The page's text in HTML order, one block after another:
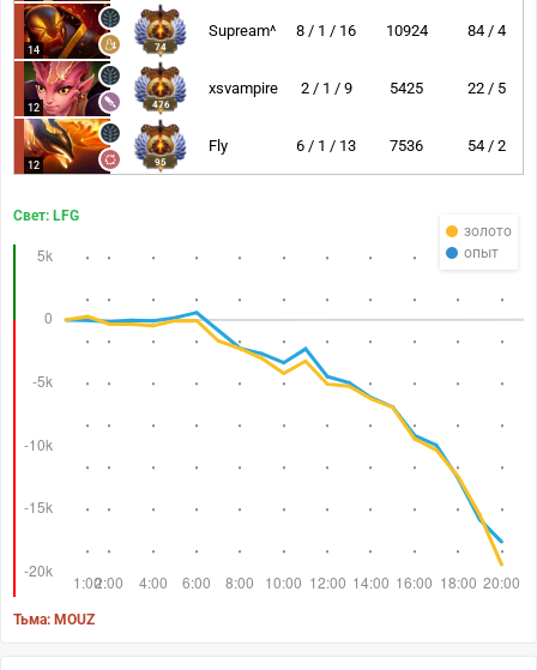
14 74
Supream^ 8 / 1 / 16 10924 84 / 4
12 476
xsvampire 2 / 1 / 9 5425 22 / 5
12 95
Fly 6 / 1 / 13 7536 54 / 2
золото
опыт
Свет: LFG
Тьма: MOUZ